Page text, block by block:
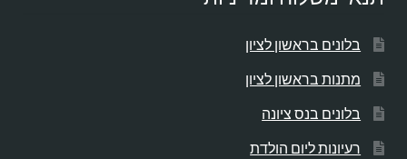
בלונים בראשון לציון
מתנות בראשון לציון
בלונים בנס ציונה
רעיונות ליום הולדת